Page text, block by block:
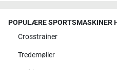
POPULÆRE SPORTSMASKINER
Crosstrainer
Tredemøller